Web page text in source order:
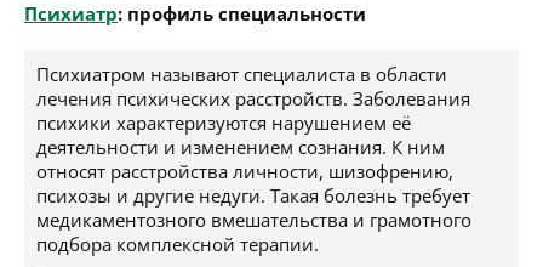
Психиатр: профиль специальности
Психиатром называют специалиста в области
лечения психических расстройств. Заболевания
психики характеризуются нарушением её
деятельности и изменением сознания. К ним
относят расстройства личности, шизофрению,
психозы и другие недуги. Такая болезнь требует
медикаментозного вмешательства и грамотного
подбора комплексной терапии.